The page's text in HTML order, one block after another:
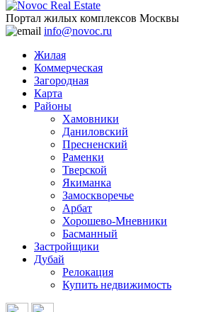
Портал жилых комплексов Москвы
info@novoc.ru
Жилая
Коммерческая
Загородная
Карта
Районы
Хамовники
Даниловский
Пресненский
Раменки
Тверской
Якиманка
Замоскворечье
Арбат
Хорошево-Мневники
Басманный
Застройщики
Дубай
Релокация
Купить недвижимость